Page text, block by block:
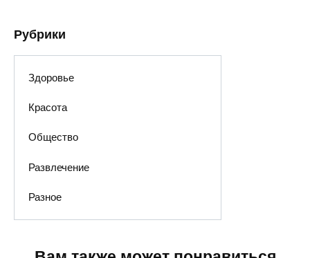
Рубрики
Здоровье
Красота
Общество
Развлечение
Разное